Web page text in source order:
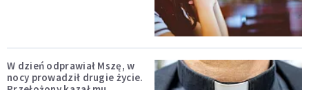
W dzień odprawiał Mszę, w
nocy prowadził drugie życie.